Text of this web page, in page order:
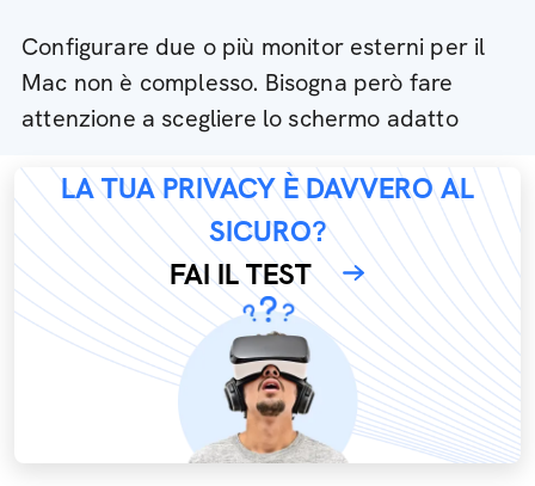
Configurare due o più monitor esterni per il
Mac non è complesso. Bisogna però fare
attenzione a scegliere lo schermo adatto
LA TUA PRIVACY È DAVVERO AL
SICURO?
FAI IL TEST